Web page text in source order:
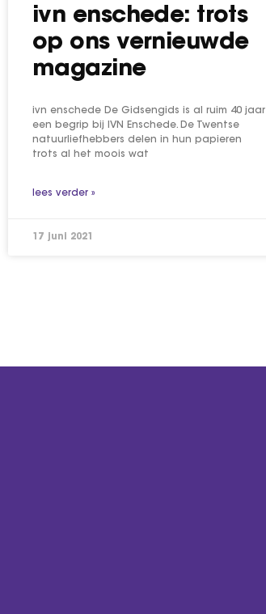
ivn enschede: trots
op ons vernieuwde
magazine
ivn enschede De Gidsengids is al ruim 40 jaar
een begrip bij IVN Enschede. De Twentse
natuurliefhebbers delen in hun papieren
trots al het moois wat
lees verder »
17 juni 2021